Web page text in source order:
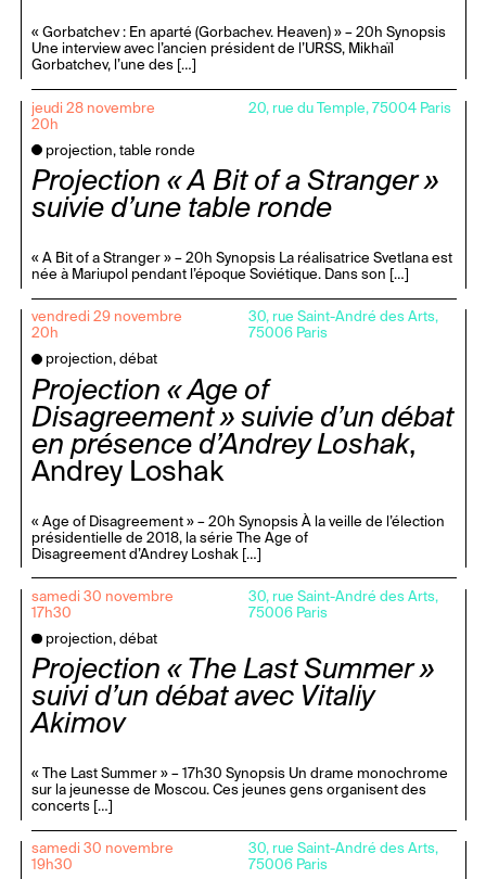
« Gorbatchev : En aparté (Gorbachev. Heaven) » – 20h Synopsis
Une interview avec l’ancien président de l’URSS, Mikhaïl
Gorbatchev, l’une des […]
jeudi 28 novembre
20h
20, rue du Temple, 75004 Paris
projection, table ronde
Projection « A Bit of a Stranger »
suivie d’une table ronde
« A Bit of a Stranger » – 20h Synopsis La réalisatrice Svetlana est
née à Mariupol pendant l’époque Soviétique. Dans son […]
vendredi 29 novembre
20h
30, rue Saint-André des Arts,
75006 Paris
projection, débat
Projection « Age of
Disagreement » suivie d’un débat
en présence d’Andrey Loshak,
Andrey Loshak
« Age of Disagreement » – 20h Synopsis À la veille de l’élection
présidentielle de 2018, la série The Age of
Disagreement d’Andrey Loshak […]
samedi 30 novembre
17h30
30, rue Saint-André des Arts,
75006 Paris
projection, débat
Projection « The Last Summer »
suivi d’un débat avec Vitaliy
Akimov
« The Last Summer » – 17h30 Synopsis Un drame monochrome
sur la jeunesse de Moscou. Ces jeunes gens organisent des
concerts […]
samedi 30 novembre
19h30
30, rue Saint-André des Arts,
75006 Paris